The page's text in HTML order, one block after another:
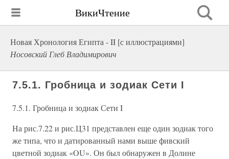
ВикиЧтение
Новая Хронология Египта - II [с иллюстрациями]
Носовский Глеб Владимирович
7.5.1. Гробница и зодиак Сети I
7.5.1. Гробница и зодиак Сети I
На рис.7.22 и рис.Ц31 представлен еще один зодиак того
же типа, что и датированный нами выше фивский
цветной зодиак «OU». Он был обнаружен в Долине